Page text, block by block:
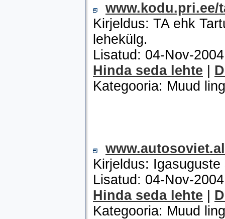
www.kodu.pri.ee/
Kirjeldus: TA ehk
lehekülg.
Lisatud: 04-Nov-
Hinda seda lehte
Kategooria: Muud
Kirjeldus:
Lisatud: 04-Nov-
Hinda seda lehte
Kategooria: Muud